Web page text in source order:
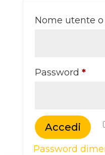
Nome utente
Password *
Accedi
Password